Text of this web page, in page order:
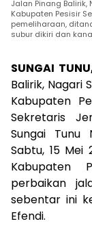
Jalan Pinang Balirik,
Kabupaten Pesisir
pemeliharaan,
subur dikiri dan
SUNGAI
Balirik, Nagari
Kabupaten
Sekretaris
Sungai Tunu
Sabtu, 15 Mei
Kabupaten
perbaikan
sebentar ini
Efendi.